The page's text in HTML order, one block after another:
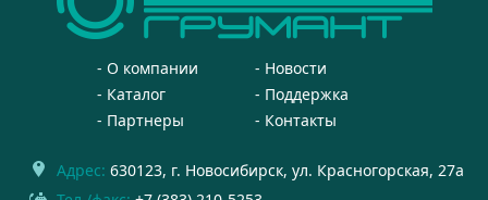
О компании
Новости
Каталог
Поддержка
Партнеры
Контакты
Адрес: 630123, г. Новосибирск, ул. Красногорская, 27а